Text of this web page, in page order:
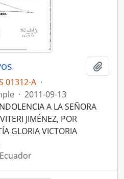
01312-A ·
· 2011-09-13
A LA SEÑORA
JIMÉNEZ, POR
GLORIA VICTORIA